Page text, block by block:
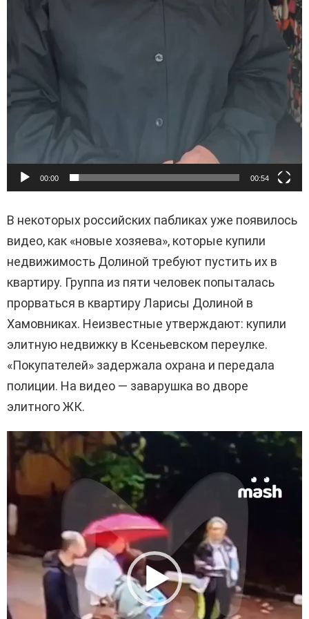
00:00 00:54
В некоторых российских пабликах уже появилось
видео, как «новые хозяева», которые купили
недвижимость Долиной требуют пустить их в
квартиру. Группа из пяти человек попыталась
прорваться в квартиру Ларисы Долиной в
Хамовниках. Неизвестные утверждают: купили
элитную недвижку в Ксеньевском переулке.
«Покупателей» задержала охрана и передала
полиции. На видео — заварушка во дворе
элитного ЖК.
е
о
п
л
е
е